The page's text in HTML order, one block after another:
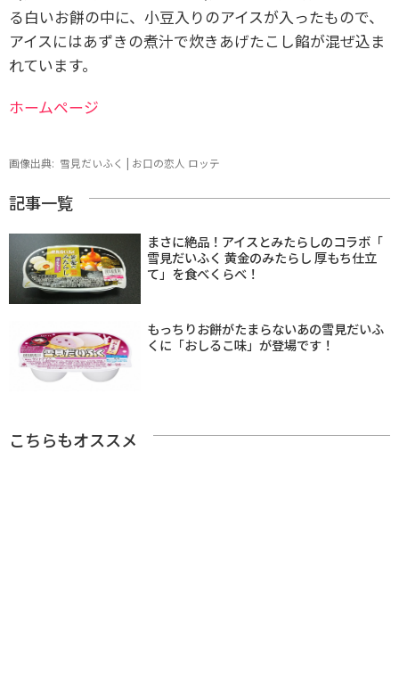
る白いお餅の中に、小豆入りのアイスが入ったもので、
アイスにはあずきの煮汁で炊きあげたこし餡が混ぜ込ま
れています。
ホームページ
画像出典: 雪見だいふく | お口の恋人 ロッテ
記事一覧
まさに絶品！アイスとみたらしのコラボ「
雪見だいふく 黄金のみたらし 厚もち仕立
て」を食べくらべ！
もっちりお餅がたまらないあの雪見だいふ
くに「おしるこ味」が登場です！
こちらもオススメ